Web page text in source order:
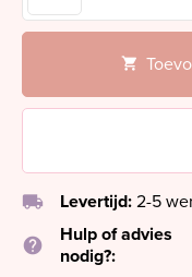
local_shipping Levertijd: 2-5
help
Hulp of advies
nodig?: